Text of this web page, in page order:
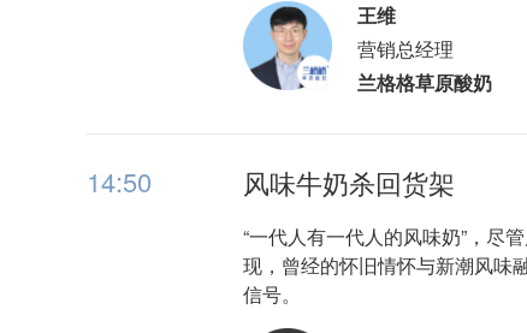
王维
营销总经理
兰格格草原酸奶
14:50 风味牛奶杀回货架
“一代人有一代人的风味奶”，尽
现，曾经的怀旧情怀与新潮风味
信号。